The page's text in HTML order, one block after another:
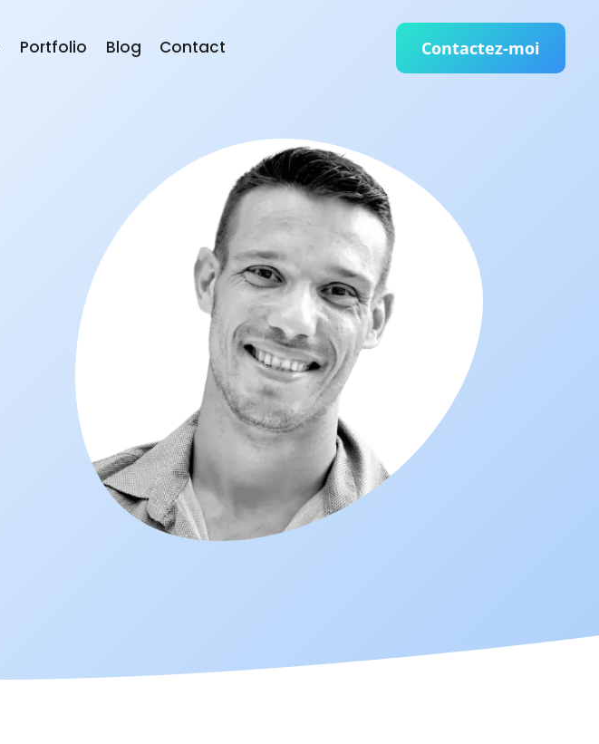
Portfolio Blog Contact Contactez-moi